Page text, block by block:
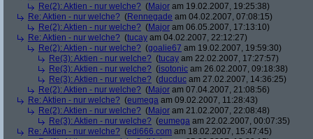
Re(2): Aktien - nur welche? (Major am 19.02.2007, 19:25:38)
Re: Aktien - nur welche? (Rennegade am 04.02.2007, 07:08:15)
Re(2): Aktien - nur welche? (Major am 06.05.2007, 17:13:10)
Re: Aktien - nur welche? (tucay am 04.02.2007, 22:12:27)
Re(2): Aktien - nur welche? (goalie67 am 19.02.2007, 19:59:30)
Re(3): Aktien - nur welche? (tucay am 22.02.2007, 17:27:57)
Re(3): Aktien - nur welche? (isotonic am 26.02.2007, 09:18:38)
Re(3): Aktien - nur welche? (ducduc am 27.02.2007, 14:36:25)
Re(2): Aktien - nur welche? (Major am 07.04.2007, 21:08:56)
Re: Aktien - nur welche? (eumega am 09.02.2007, 11:28:43)
Re(2): Aktien - nur welche? (Major am 21.02.2007, 22:08:48)
Re(3): Aktien - nur welche? (eumega am 22.02.2007, 00:07:35)
Re: Aktien - nur welche? (edi666.com am 18.02.2007, 15:47:45)